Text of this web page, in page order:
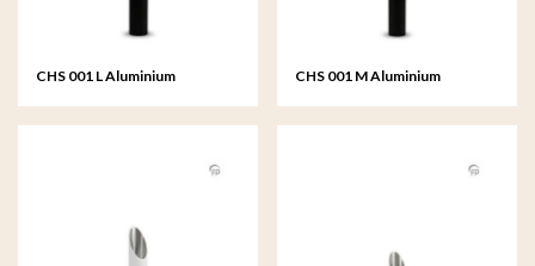
CHS 001 L Aluminium
CHS 001 M Aluminium